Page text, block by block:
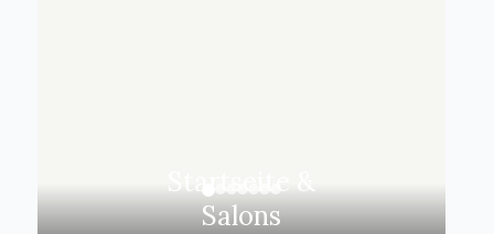
Startseite &
Salons